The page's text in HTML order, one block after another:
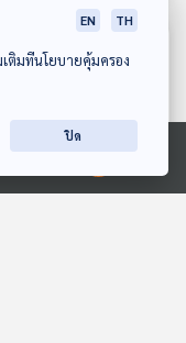
EN TH
เติมที่นโยบายคุ้มครอง
ปิด